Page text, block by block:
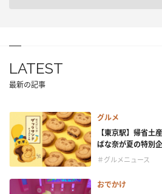
LATEST
最新の記事
グルメ
【東京駅】帰省
ばな奈が夏の特別
＃グルメニュース
おでかけ